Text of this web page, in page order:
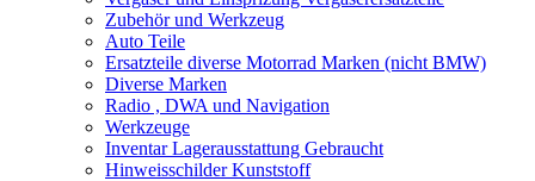
Zubehör und Werkzeug
Auto Teile
Ersatzteile diverse Motorrad Marken (nicht BMW)
Diverse Marken
Radio , DWA und Navigation
Werkzeuge
Inventar Lagerausstattung Gebraucht
Hinweisschilder Kunststoff